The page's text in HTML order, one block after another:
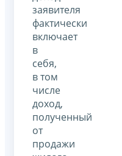
заявителя
фактически
включает
в
себя,
в том
числе
доход,
полученный
от
продажи